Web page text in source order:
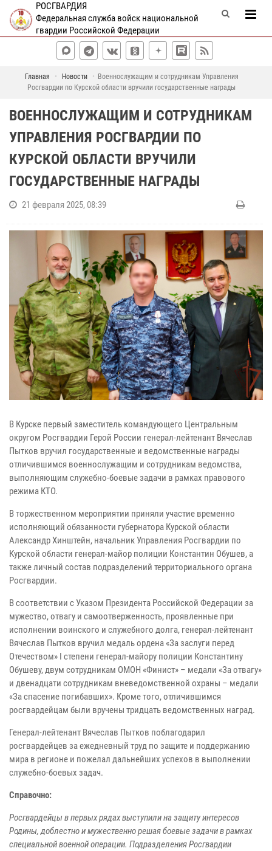
РОСГВАРДИЯ
Федеральная служба войск национальной
гвардии Российской Федерации
Главная Новости
Военнослужащим и сотрудникам Управления
Росгвардии по Курской области вручили государственные награды
ВОЕННОСЛУЖАЩИМ И СОТРУДНИКАМ
УПРАВЛЕНИЯ РОСГВАРДИИ ПО
КУРСКОЙ ОБЛАСТИ ВРУЧИЛИ
ГОСУДАРСТВЕННЫЕ НАГРАДЫ
21 февраля 2025, 08:39
В Курске первый заместитель командующего Центральным
округом Росгвардии Герой России генерал-лейтенант Вячеслав
Пытков вручил государственные и ведомственные награды
отличившимся военнослужащим и сотрудникам ведомства,
выполняющим служебно-боевые задачи в рамках правового
режима КТО.
В торжественном мероприятии приняли участие временно
исполняющий обязанности губернатора Курской области
Александр Хинштейн, начальник Управления Росгвардии по
Курской области генерал-майор полиции Константин Обушев, а
также личный состав подразделений территориального органа
Росгвардии.
В соответствии с Указом Президента Российской Федерации за
мужество, отвагу и самоотверженность, проявленные при
исполнении воинского и служебного долга, генерал-лейтенант
Вячеслав Пытков вручил медаль ордена «За заслуги перед
Отечеством» I степени генерал-майору полиции Константину
Обушеву, двум сотрудникам ОМОН «Финист» – медали «За отвагу»
и двенадцати сотрудникам вневедомственной охраны – медали
«За спасение погибавших». Кроме того, отличившимся
росгвардейцам были вручены тридцать ведомственных наград.
Генерал-лейтенант Вячеслав Пытков поблагодарил
росгвардейцев за ежедневный труд по защите и поддержанию
мира в регионе и пожелал дальнейших успехов в выполнении
служебно-боевых задач.
Справочно:
Росгвардейцы в первых рядах выступили на защиту интересов
Родины, доблестно и мужественно решая боевые задачи в рамках
специальной военной операции. Подразделения Росгвардии